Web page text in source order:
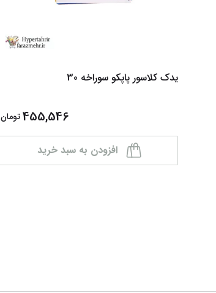
یدک کلاسور پاپکو سوراخه 30
455,546 تومان
افزودن به سبد خرید